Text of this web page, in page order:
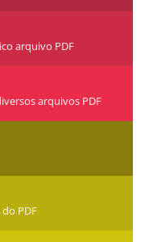
arquivo PDF
arquivos PDF
PDF